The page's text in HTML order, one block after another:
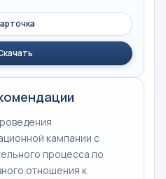
кампании с
процесса по
отношения к